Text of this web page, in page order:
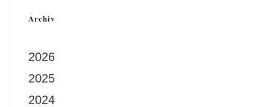
Archiv
2026
2025
2024